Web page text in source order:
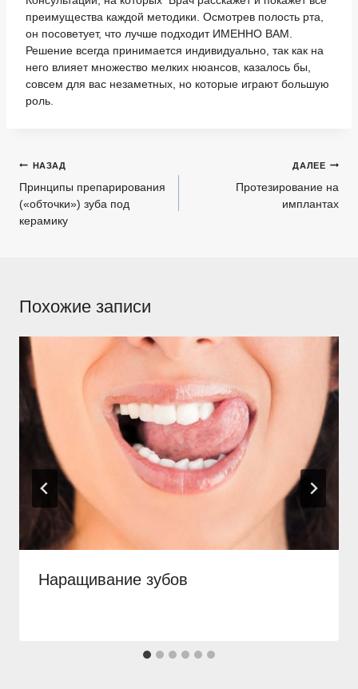
преимущества каждой методики. Осмотрев полость рта,
он посоветует, что лучше подходит ИМЕННО ВАМ.
Решение всегда принимается индивидуально, так как на
него влияет множество мелких нюансов, казалось бы,
совсем для вас незаметных, но которые играют большую
роль.
Навигация
по
записям
НАЗАД
Принципы препарирования
(«обточки») зуба под
керамику
ДАЛЕЕ
Протезирование на
имплантах
Похожие записи
Наращивание зубов